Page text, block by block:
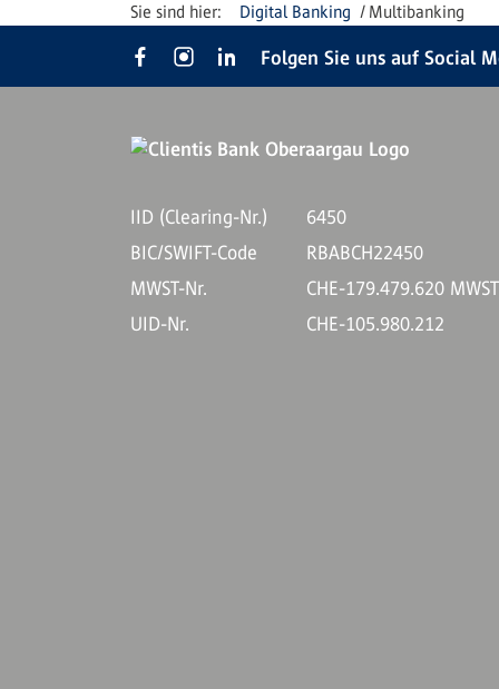
Digital Banking Multibanking
Folgen Sie uns auf Social
IID (Clearing-Nr.)
6450
BIC/SWIFT-Code
RBABCH22450
MWST-Nr.
CHE-179.479.620 MWST
UID-Nr.
CHE-105.980.212